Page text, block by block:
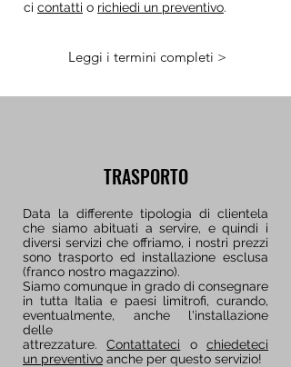
ci contatti o richiedi un preventivo.
Leggi i termini completi >
TRASPORTO
Data la differente tipologia di clientela
che siamo abituati a servire, e quindi i
diversi servizi che offriamo, i nostri prezzi
sono trasporto ed installazione esclusa
(franco nostro magazzino).
Siamo comunque in grado di consegnare
in tutta Italia e paesi limitrofi, curando,
eventualmente, anche l'installazione
delle
attrezzature.Contattateci ochiedeteci
un preventivo anche per questo servizio!